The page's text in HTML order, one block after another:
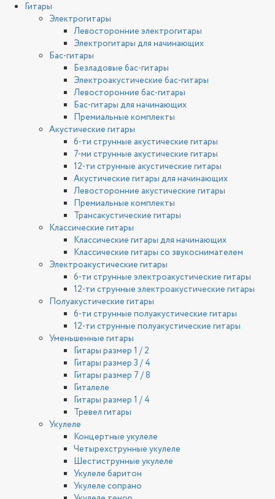
Гитары
Электрогитары
Левосторонние электрогитары
Электрогитары для начинающих
Бас-гитары
Безладовые бас-гитары
Электроакустические бас-гитары
Левосторонние бас-гитары
Бас-гитары для начинающих
Премиальные комплекты
Акустические гитары
6-ти струнные акустические гитары
7-ми струнные акустические гитары
12-ти струнные акустические гитары
Акустические гитары для начинающих
Левосторонние акустические гитары
Премиальные комплекты
Трансакустические гитары
Классические гитары
Классические гитары для начинающих
Классические гитары со звукоснимателем
Электроакустические гитары
6-ти струнные электроакустические гитары
12-ти струнные электроакустические гитары
Полуакустические гитары
6-ти струнные полуакустические гитары
12-ти струнные полуакустические гитары
Уменьшенные гитары
Гитары размер 1 / 2
Гитары размер 3 / 4
Гитары размер 7 / 8
Гиталеле
Гитары размер 1 / 4
Тревел гитары
Укулеле
Концертные укулеле
Четырехструнные укулеле
Шестиструнные укулеле
Укулеле баритон
Укулеле сопрано